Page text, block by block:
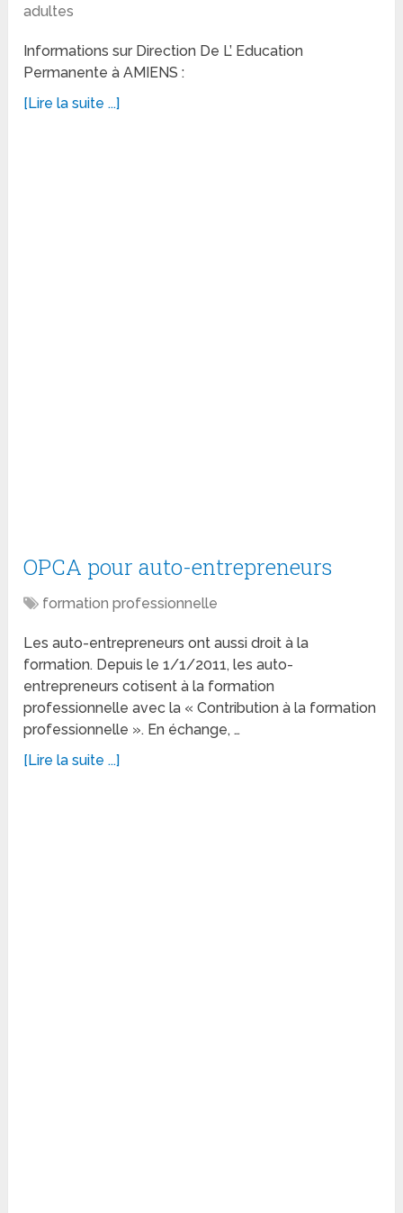
adultes
Informations sur Direction De L’ Education
Permanente à AMIENS :
[Lire la suite ...]
OPCA pour auto-entrepreneurs
formation professionnelle
Les auto-entrepreneurs ont aussi droit à la
formation. Depuis le 1/1/2011, les auto-
entrepreneurs cotisent à la formation
professionnelle avec la « Contribution à la formation
professionnelle ». En échange, …
[Lire la suite ...]